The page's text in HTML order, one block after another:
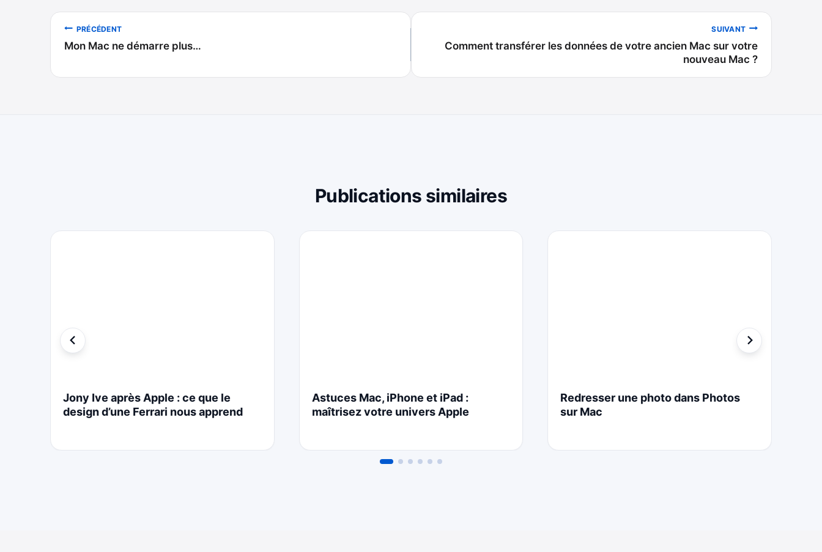
Navigation
de
l’article
PRÉCÉDENT
Mon Mac ne démarre plus…
SUIVANT
Comment transférer les données de votre ancien Mac sur votre
nouveau Mac ?
Publications similaires
Jony Ive après Apple : ce que le
design d’une Ferrari nous apprend
Astuces Mac, iPhone et iPad :
maîtrisez votre univers Apple
Redresser une photo dans Photos
sur Mac